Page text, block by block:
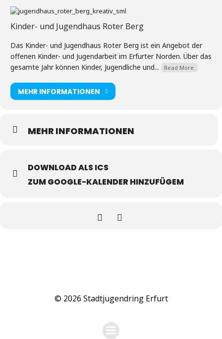
Kinder- und Jugendhaus Roter Berg
Das Kinder- und Jugendhaus Roter Berg ist ein Angebot der
offenen Kinder- und Jugendarbeit im Erfurter Norden. Über das
gesamte Jahr können Kinder, Jugendliche und...
Read More.
MEHR INFORMATIONEN
MEHR INFORMATIONEN
DOWNLOAD ALS ICS
ZUM GOOGLE-KALENDER HINZUFÜGEM
© 2026 Stadtjugendring Erfurt